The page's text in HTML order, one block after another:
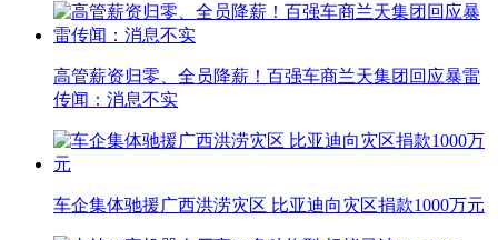
高管薪资归零、全员降薪！百强车商兰天集团回应暴雷
传闻：消息不实
车企集体驰援广西洪涝灾区 比亚迪向灾区捐款1000万元